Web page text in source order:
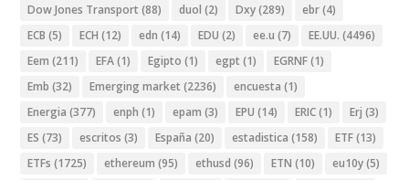
Dow Jones Transport (88) duol (2) Dxy(289) ebr(4)
ECB (5) ECH (12) edn (14) EDU (2) ee.u (7) EE.UU. (4496)
Eem (211) EFA(1) Egipto (1) egpt (1) EGRNF(1)
Emb (32) Emerging market (2236) encuesta (1)
Energia (377) enph (1) epam (3) EPU (14) ERIC(1) Erj (3)
ES (73) escritos (3) España (20) estadistica (158) ETF(13)
ETFs (1725) ethereum (95) ethusd (96) ETN (10) eu10y(5)